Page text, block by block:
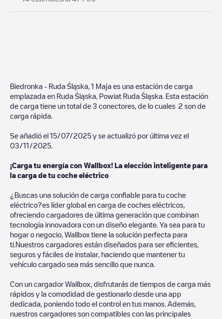
Biedronka - Ruda Śląska, 1 Maja es una estación de carga
emplazada en Ruda Śląska Powiat Ruda Śląska . Esta estación
de carga tiene un total de 3 conectores, de lo cuales 2 son de
carga rápida.
Se añadió el 15/07/2025 y se actualizó por última vez el
03/11/2025
¡Carga tu energía con Wallbox! La elección inteligente para
la carga de tu coche eléctrico
¿Buscas una solución de carga confiable para tu coche
eléctrico?es líder global en carga de coches eléctricos,
ofreciendo cargadores de última generación que combinan
tecnología innovadora con un diseño elegante. Ya sea para tu
hogar o negocio, Wallbox tiene la solución perfecta para
ti.Nuestros cargadores están diseñados para ser eficientes,
seguros y fáciles de instalar, haciendo que mantener tu
vehículo cargado sea más sencillo que nunca.
Con un cargador Wallbox, disfrutarás de tiempos de carga más
rápidos y la comodidad de gestionarlo desde una app
dedicada, poniendo todo el control en tus manos. Además,
nuestros cargadores son compatibles con las principales